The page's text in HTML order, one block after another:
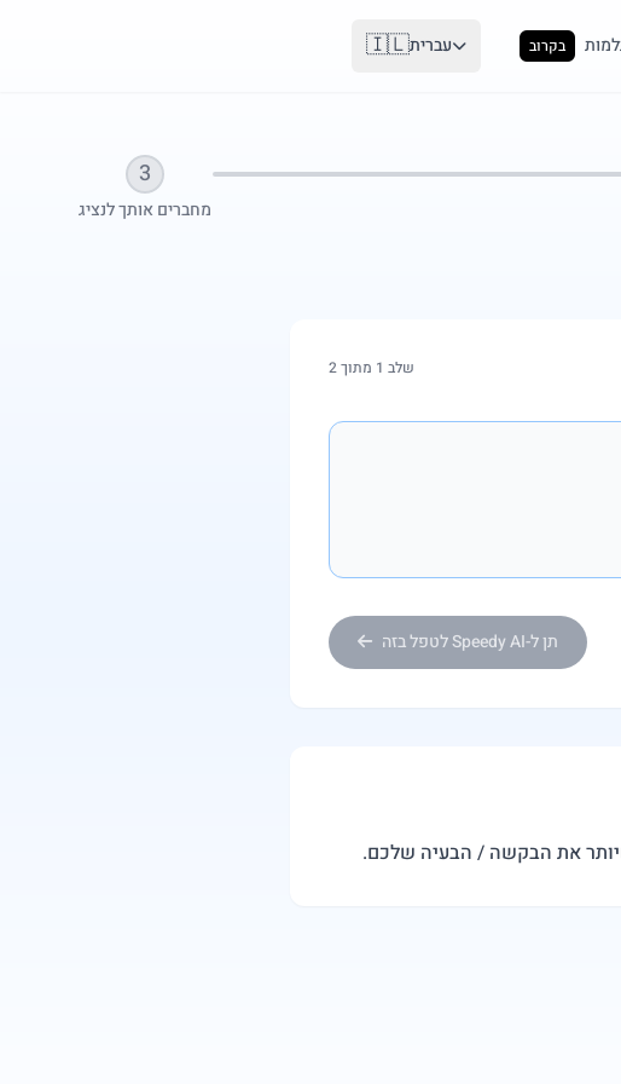
🇮🇱עברית בקרוב
3
מחברים אותך לנציג
שלב 1 מתוך 2
תן ל-Speedy AI לטפל בזה
את הבקשה / הבעיה שלכם.